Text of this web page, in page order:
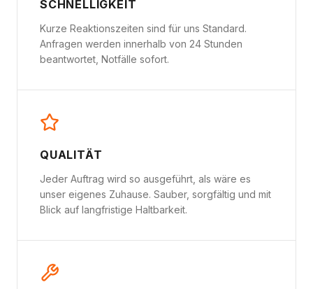
SCHNELLIGKEIT
Kurze Reaktionszeiten sind für uns Standard.
Anfragen werden innerhalb von 24 Stunden
beantwortet, Notfälle sofort.
QUALITÄT
Jeder Auftrag wird so ausgeführt, als wäre es
unser eigenes Zuhause. Sauber, sorgfältig und mit
Blick auf langfristige Haltbarkeit.